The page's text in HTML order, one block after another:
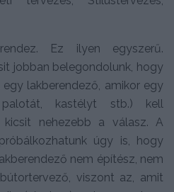
Ez ilyen egyszerű.
jobban belegondolunk, hogy
lakberendező, amikor egy
kastélyt stb.) kell
kicsit nehezebb a válasz. A
úgy is, hogy
nem építész, nem
viszont az, amit